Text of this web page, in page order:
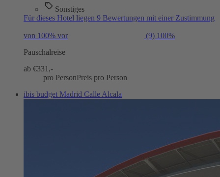
Sonstiges
Für dieses Hotel liegen 9 Bewertungen mit einer Zustimmung
von 100% vor (9) 100%
Pauschalreise
ab €331,-
pro PersonPreis pro Person
ibis budget Madrid Calle Alcala